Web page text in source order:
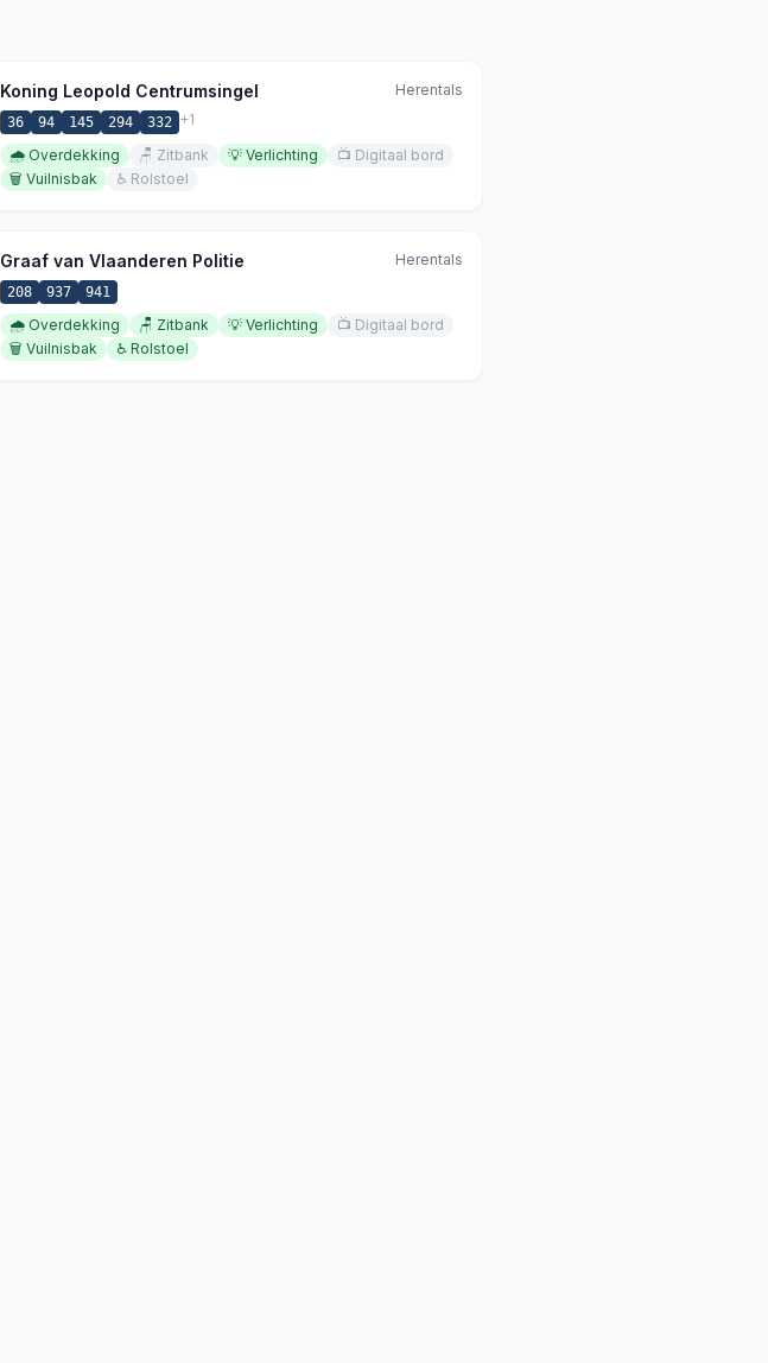
Koning Leopold Centrumsingel Herentals
36 94 145 294 332 +1
🌧️ Overdekking 🪑 Zitbank 💡 Verlichting 📺 Digitaal bord
🗑️ Vuilnisbak ♿ Rolstoel
Graaf van Vlaanderen Politie Herentals
208 937 941
🌧️ Overdekking 🪑 Zitbank 💡 Verlichting 📺 Digitaal bord
🗑️ Vuilnisbak ♿ Rolstoel